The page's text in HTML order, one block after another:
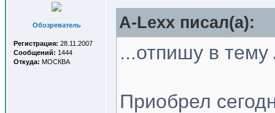
Обозреватель
Регистрация: 28.11.2007
Сообщений: 1444
Откуда: МОСКВА
A-Lexx писал(a):
...отпишу в тему
Приобрел